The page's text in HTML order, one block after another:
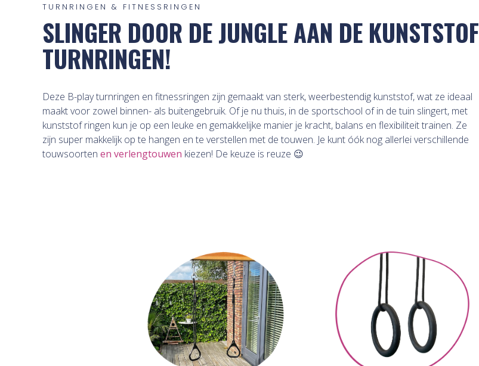
TURNRINGEN & FITNESSRINGEN
SLINGER DOOR DE JUNGLE AAN DE KUNSTSTOF
TURNRINGEN!
Deze B-play turnringen en fitnessringen zijn gemaakt van sterk, weerbestendig kunststof, wat ze ideaal
maakt voor zowel binnen- als buitengebruik. Of je nu thuis, in de sportschool of in de tuin slingert, met
kunststof ringen kun je op een leuke en gemakkelijke manier je kracht, balans en flexibiliteit trainen. Ze
zijn super makkelijk op te hangen en te verstellen met de touwen. Je kunt óók nog allerlei verschillende
touwsoortenen verlengtouwen kiezen! De keuze is reuze 😉